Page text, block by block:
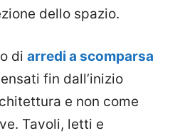
dello spazio.
di arredi a scomparsa
fin dall’inizio
e non come
Tavoli, letti e